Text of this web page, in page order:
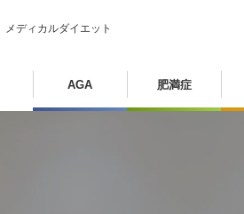
メディカルダイエット
AGA 肥満症